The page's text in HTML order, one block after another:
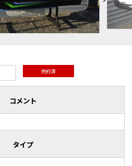
売約済
コメント
タイプ